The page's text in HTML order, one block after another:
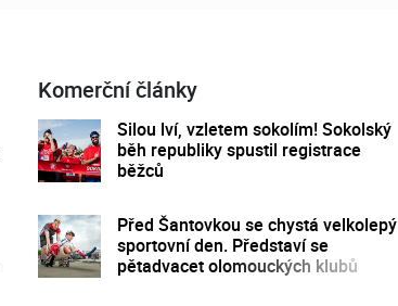
Komerční články
Silou lví, vzletem sokolím! Sokolský
běh republiky spustil registrace
běžců
Před Šantovkou se chystá velkolepý
sportovní den. Představí se
pětadvacet olomouckých klubů